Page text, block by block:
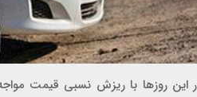
این روزها با ریزش نسبی قیمت